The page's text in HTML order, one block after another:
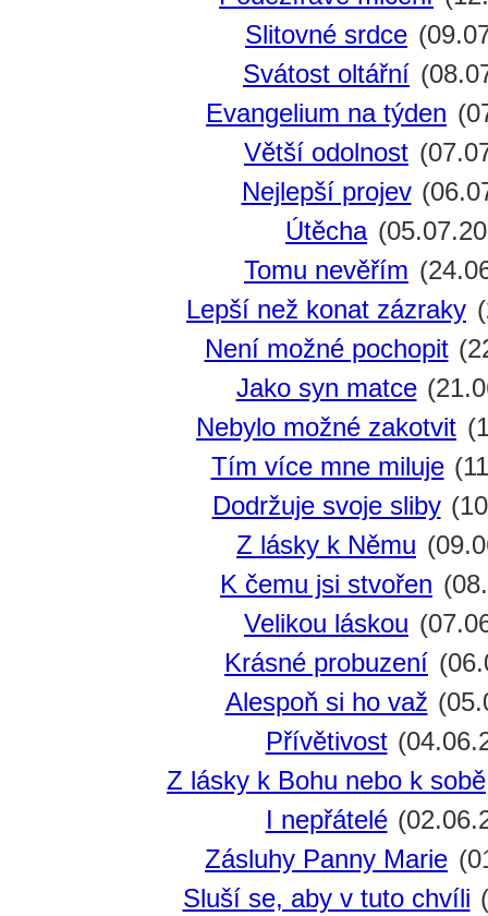
Slitovné srdce
Svátost oltářní
Evangelium na týden
Větší odolnost
Nejlepší projev
Útěcha
Tomu nevěřím
Lepší než konat zázraky
Není možné pochopit
Jako syn matce
Nebylo možné zakotvit
Tím více mne miluje
Dodržuje svoje sliby
Z lásky k Němu
K čemu jsi stvořen
Velikou láskou
Krásné probuzení
Alespoň si ho važ
Přívětivost
Z lásky k Bohu nebo k sobě
I nepřátelé
Zásluhy Panny Marie
Sluší se, aby v tuto chvíli